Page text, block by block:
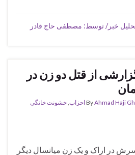
خبر/ توسط: مصطفی حاج قادر
از قتل دو زن در
ByAhmad Haji احزاب خشونت خانگی
در اراک و یک زن میانسال دیگر